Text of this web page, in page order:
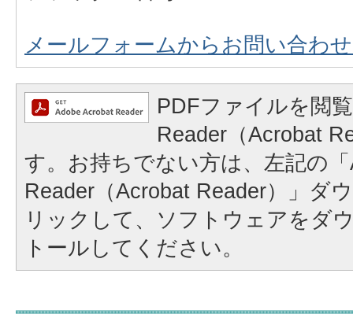
メールフォームからお問い合わ
PDFファイルを閲
Reader（Acrobat
す。お持ちでない方は、左記の
Reader（Acrobat Reader）」ダ
リックして、ソフトウェアをダ
トールしてください。